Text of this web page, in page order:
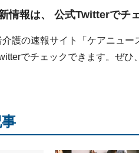
情報は、 公式Twitterでチ
介護の速報サイト「ケアニュ
でチェックできます。ぜひ